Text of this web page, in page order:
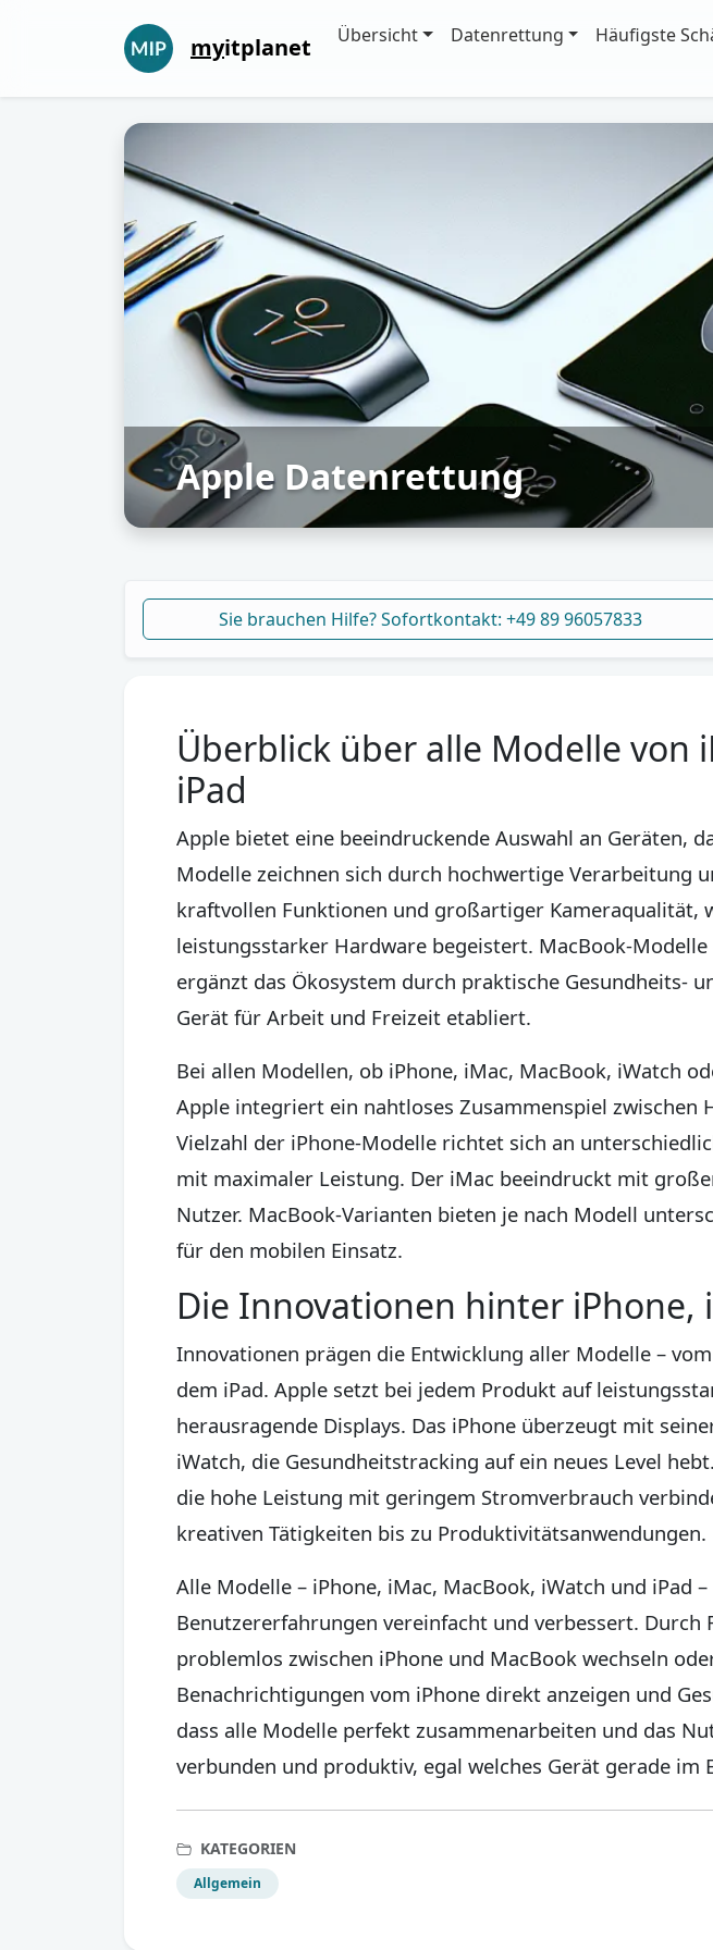
myitplanet Übersicht Datenrettung Häufigste
Apple Datenrettung
Sie brauchen Hilfe? Sofortkontakt: +49 89 96057833
Überblick über alle Modelle von
iPad
Apple bietet eine beeindruckende Auswahl an Geräten,
Modelle zeichnen sich durch hochwertige Verarbeitung
kraftvollen Funktionen und großartiger Kameraqualität,
leistungsstarker Hardware begeistert. MacBook-
ergänzt das Ökosystem durch praktische Gesundheits-
Gerät für Arbeit und Freizeit etabliert.
Bei allen Modellen, ob iPhone, iMac, MacBook, iWatch
Apple integriert ein nahtloses Zusammenspiel zwischen
Vielzahl der iPhone-Modelle richtet sich an
mit maximaler Leistung. Der iMac beeindruckt mit
Nutzer. MacBook-Varianten bieten je nach Modell
für den mobilen Einsatz.
Die Innovationen hinter iPhone,
Innovationen prägen die Entwicklung aller Modelle –
dem iPad. Apple setzt bei jedem Produkt auf
herausragende Displays. Das iPhone überzeugt mit
iWatch, die Gesundheitstracking auf ein neues Level
die hohe Leistung mit geringem Stromverbrauch
kreativen Tätigkeiten bis zu Produktivitätsanwendungen.
Alle Modelle – iPhone, iMac, MacBook, iWatch und iPad
Benutzererfahrungen vereinfacht und verbessert.
problemlos zwischen iPhone und MacBook wechseln
Benachrichtigungen vom iPhone direkt anzeigen und
dass alle Modelle perfekt zusammenarbeiten und das
verbunden und produktiv, egal welches Gerät gerade im
KATEGORIEN
Allgemein